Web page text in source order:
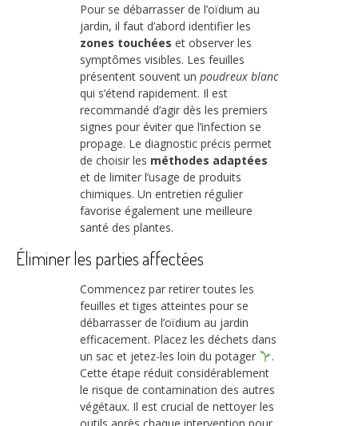
Pour se débarrasser de l’oïdium au
jardin, il faut d’abord identifier les
zones touchées et observer les
symptômes visibles. Les feuilles
présentent souvent un poudreux blanc
qui s’étend rapidement. Il est
recommandé d’agir dès les premiers
signes pour éviter que l’infection se
propage. Le diagnostic précis permet
de choisir les méthodes adaptées
et de limiter l’usage de produits
chimiques. Un entretien régulier
favorise également une meilleure
santé des plantes.
Éliminer les parties affectées
Commencez par retirer toutes les
feuilles et tiges atteintes pour se
débarrasser de l’oïdium au jardin
efficacement. Placez les déchets dans
un sac et jetez-les loin du potager
.
Cette étape réduit considérablement
le risque de contamination des autres
végétaux. Il est crucial de nettoyer les